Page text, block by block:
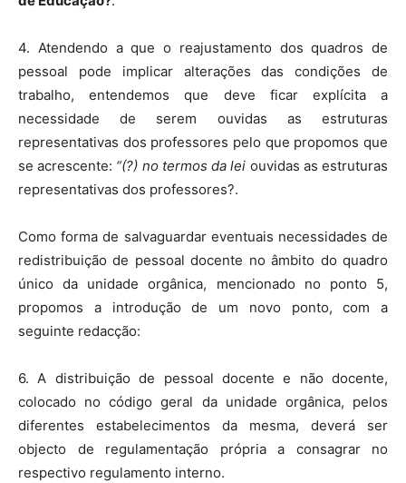
4. Atendendo a que o reajustamento dos quadros de
pessoal pode implicar alterações das condições de
trabalho, entendemos que deve ficar explícita a
necessidade de serem ouvidas as estruturas
representativas dos professores pelo que propomos que
se acrescente: “(?) no termos da lei ouvidas as estruturas
representativas dos professores?.
Como forma de salvaguardar eventuais necessidades de
redistribuição de pessoal docente no âmbito do quadro
único da unidade orgânica, mencionado no ponto 5,
propomos a introdução de um novo ponto, com a
seguinte redacção:
6. A distribuição de pessoal docente e não docente,
colocado no código geral da unidade orgânica, pelos
diferentes estabelecimentos da mesma, deverá ser
objecto de regulamentação própria a consagrar no
respectivo regulamento interno.